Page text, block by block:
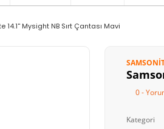
14.1'' Mysight NB Sırt Çantası Mavi
0 -
Kategori